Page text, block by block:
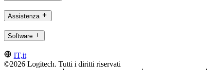
Assistenza
Software
IT,it
©2026 Logitech. Tutti i diritti riservati